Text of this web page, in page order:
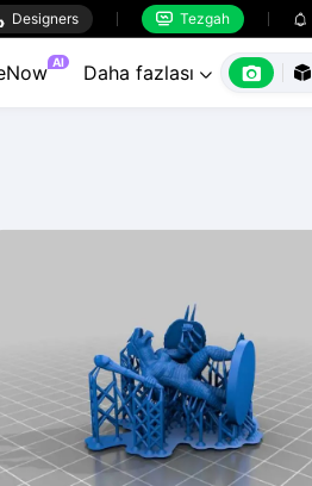
Designers  Tezgah 
AI Daha fazlası   